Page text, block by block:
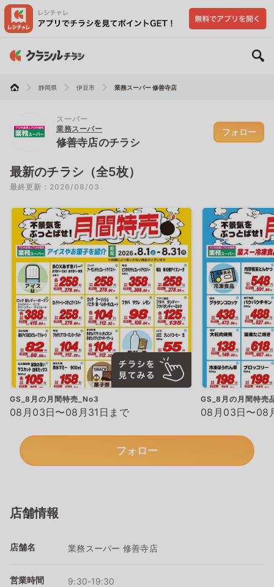
静岡県 伊豆市 業務スーパー 修善寺店
スーパー
業務スーパー
修善寺店のチラシ
フォロー
最新のチラシ（全5枚）
最終更新：2026/08/03
GS_8月の月間特売_No3
08月03日〜08月31日まで
GS_8月の月間特売
08月03日〜08
フォロー
店舗情報
店舗名 業務スーパー 修善寺店
営業時間 9:30-19:30